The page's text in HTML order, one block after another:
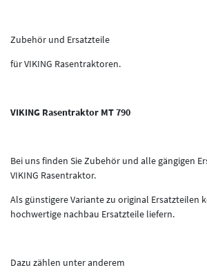
Zubehör und Ersatzteile
für VIKING Rasentraktoren.
VIKING Rasentraktor MT 790
Bei uns finden Sie Zubehör und alle gängigen
VIKING Rasentraktor.
Als günstigere Variante zu original Ersatzteilen
hochwertige nachbau Ersatzteile liefern.
Dazu zählen unter anderem